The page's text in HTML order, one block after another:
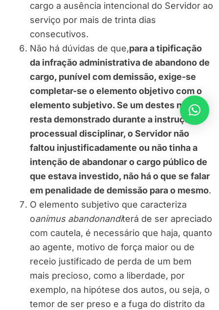
cargo a ausência intencional do Servidor ao
serviço por mais de trinta dias
consecutivos.
Não há dúvidas de que,para a tipificação
da infração administrativa de abandono de
cargo, punível com demissão, exige-se
completar-se o elemento objetivo com o
elemento subjetivo. Se um destes não
resta demonstrado durante a instrução
processual disciplinar, o Servidor não
faltou injustificadamente ou não tinha a
intenção de abandonar o cargo público de
que estava investido, não há o que se falar
em penalidade de demissão para o mesmo.
O elemento subjetivo que caracteriza
oanimus abandonanditerá de ser apreciado
com cautela, é necessário que haja, quanto
ao agente, motivo de força maior ou de
receio justificado de perda de um bem
mais precioso, como a liberdade, por
exemplo, na hipótese dos autos, ou seja, o
temor de ser preso e a fuga do distrito da